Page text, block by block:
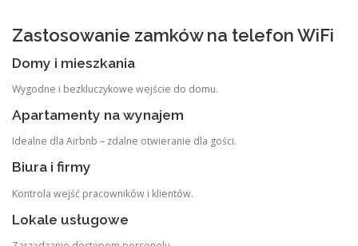
Zastosowanie zamków na telefon WiFi
Domy i mieszkania
Wygodne i bezkluczykowe wejście do domu.
Apartamenty na wynajem
Idealne dla Airbnb – zdalne otwieranie dla gości.
Biura i firmy
Kontrola wejść pracowników i klientów.
Lokale usługowe